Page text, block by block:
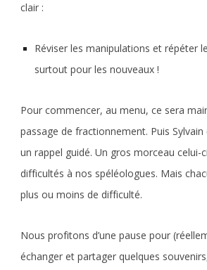
clair :
Réviser les manipulations et répéter
surtout pour les nouveaux !
Pour commencer, au menu, ce sera
passage de fractionnement. Puis Sylvain
un rappel guidé. Un gros morceau celui-
difficultés à nos spéléologues. Mais
plus ou moins de difficulté.
Nous profitons d’une pause pour
échanger et partager quelques